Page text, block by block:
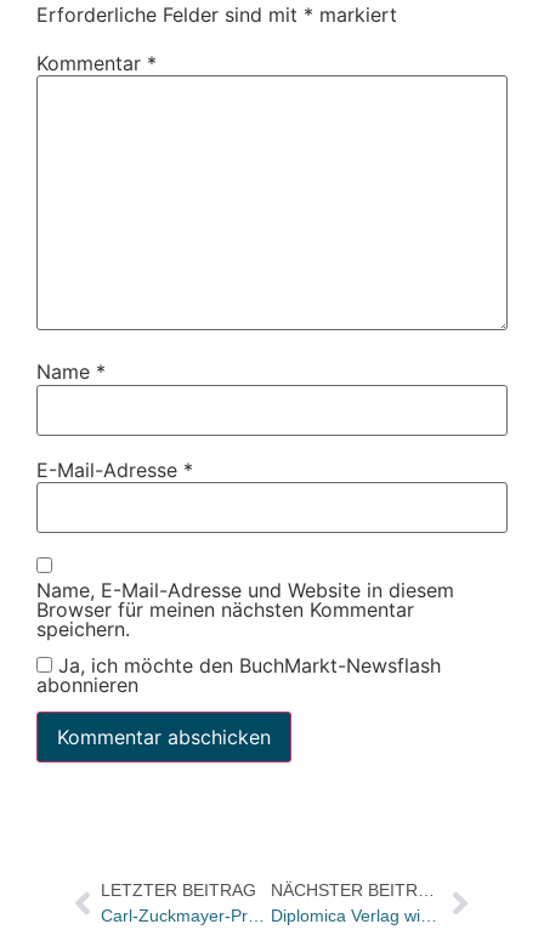
Erforderliche Felder sind mit * markiert
Kommentar *
Name *
E-Mail-Adresse *
Name, E-Mail-Adresse und Website in diesem
Browser für meinen nächsten Kommentar
speichern.
Ja, ich möchte den BuchMarkt-Newsflash
abonnieren
LETZTER BEITRAG
Carl-Zuckmayer-Preis 2019 geht an Robert Menasse